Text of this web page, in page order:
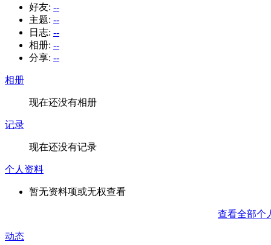
好友: --
主题: --
日志: --
相册: --
分享: --
相册
现在还没有相册
记录
现在还没有记录
个人资料
暂无资料项或无权查看
查看全部个
动态